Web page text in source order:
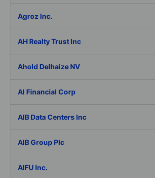
Agroz Inc.
AH Realty Trust Inc
Ahold Delhaize NV
AI Financial Corp
AIB Data Centers Inc
AIB Group Plc
AIFU Inc.